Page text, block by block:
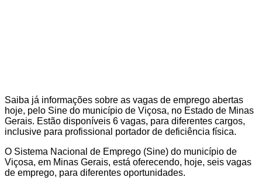
Saiba já informações sobre as vagas de emprego abertas
hoje, pelo Sine do município de Viçosa, no Estado de Minas
Gerais. Estão disponíveis 6 vagas, para diferentes cargos,
inclusive para profissional portador de deficiência física.
O Sistema Nacional de Emprego (Sine) do município de
Viçosa, em Minas Gerais, está oferecendo, hoje, seis vagas
de emprego, para diferentes oportunidades.